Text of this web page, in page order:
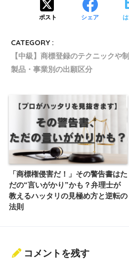
ポスト シェア
CATEGORY :
【中級】商標登録のテクニックや
製品・事業別の出願区分
「商標権侵害だ！」その警告書はた
だの“言いがかり”かも？弁理士が
教えるハッタリの見極め方と逆転の
法則
コメントを残す